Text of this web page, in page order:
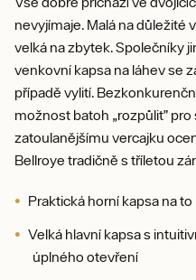
nevyjímaje. Malá na důležité
velká na zbytek. Společníky
venkovní kapsa na láhev se
případě vylití.
možnost batoh „rozpůlit”
zatoulanějšímu vercajku
Bellroye tradičně s tříletou
Praktická horní kapsa na
Velká hlavní kapsa s
úplného otevření